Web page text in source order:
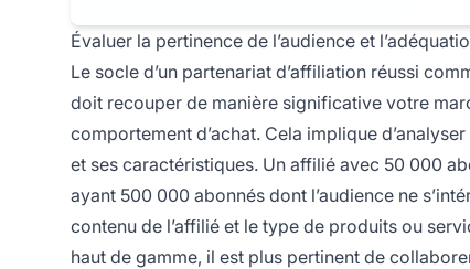
Évaluer la pertinence de l’audience et
Le socle d’un partenariat d’affiliation réussi
doit recouper de manière significative votre
comportement d’achat. Cela implique
et ses caractéristiques. Un affilié avec 50 000
ayant 500 000 abonnés dont l’audience ne
contenu de l’affilié et le type de produits ou
haut de gamme, il est plus pertinent de